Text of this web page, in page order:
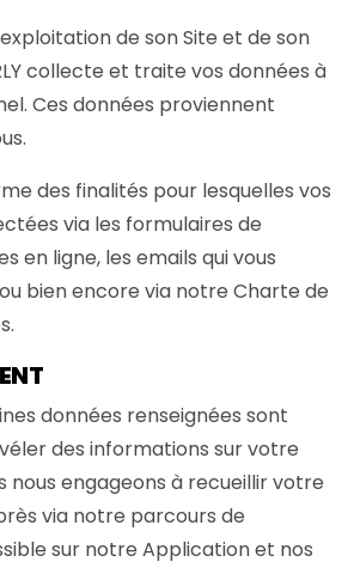
de son Site et de son
collecte et traite vos données à
Ces données proviennent
des finalités pour lesquelles vos
via les formulaires de
en ligne, les emails qui vous
bien encore via notre Charte de
données renseignées sont
des informations sur votre
nous engageons à recueillir votre
via notre parcours de
sur notre Application et nos